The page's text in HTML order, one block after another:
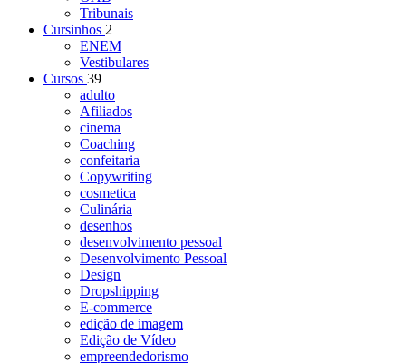
Tribunais
Cursinhos 2
ENEM
Vestibulares
Cursos 39
adulto
Afiliados
cinema
Coaching
confeitaria
Copywriting
cosmetica
Culinária
desenhos
desenvolvimento pessoal
Desenvolvimento Pessoal
Design
Dropshipping
E-commerce
edição de imagem
Edição de Vídeo
empreendedorismo